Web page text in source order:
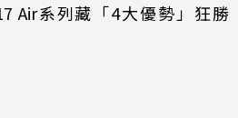
Air系列藏「4大優勢」狂勝